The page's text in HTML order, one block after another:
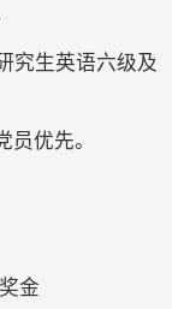
究生英语六级及
优先。
金